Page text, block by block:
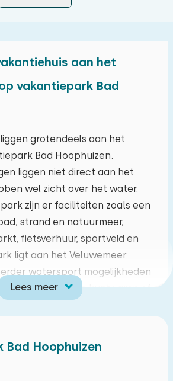
aan het
vakantiepark Bad
grotendeels aan het
Bad Hoophuizen.
liggen niet direct aan het
wel zicht over het water.
zijn er faciliteiten zoals een
strand en natuurmeer,
fietsverhuur, sportveld en
ligt aan het Veluwemeer
watersport mogelijkheden
met een bootje kunt varen of
Of bezoekt u liever een
Lees meer
wo do vr za
29 30 31 01
05 06 07 08 09
12 13 14 15
19 20 21 22
Bad Hoophuizen